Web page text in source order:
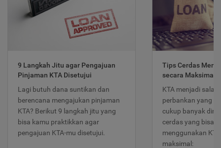
9 Langkah Jitu agar Pengajuan
Pinjaman KTA Disetujui
Lagi butuh dana suntikan dan
berencana mengajukan pinjaman
KTA? Berikut 9 langkah jitu yang
bisa kamu praktikkan agar
pengajuan KTA-mu disetujui.
Tips Cerdas
secara Maksimal
KTA menjadi
perbankan yang
cukup banyak
cerdas yang bisa
menggunakan
maksimal: